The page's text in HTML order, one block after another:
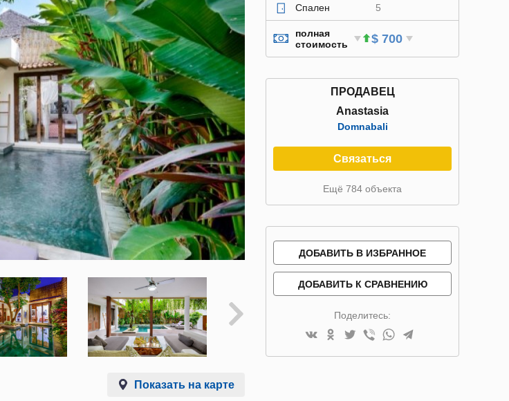
Показать на карте
Спален
5
полная
стоимость
$ 700
ПРОДАВЕЦ
Anastasia
Domnabali
Связаться
Ещё 784 объекта
ДОБАВИТЬ В ИЗБРАННОЕ
ДОБАВИТЬ К СРАВНЕНИЮ
Поделитесь: